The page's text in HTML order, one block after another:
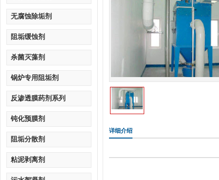
无腐蚀除垢剂
阻垢缓蚀剂
杀菌灭藻剂
锅炉专用阻垢剂
反渗透膜药剂系列
钝化预膜剂
阻垢分散剂
粘泥剥离剂
详细介绍